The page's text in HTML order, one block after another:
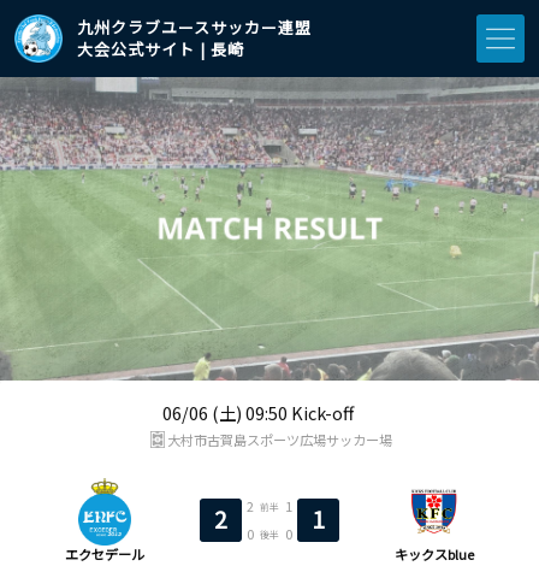
九州クラブユースサッカー連盟
大会公式サイト | 長崎
06/06 (土) 09:50 Kick-off
エクセデール
2 2 前半
1
0 後半 0 1
キックスblue
大村市古賀島スポーツ広場サッカー場